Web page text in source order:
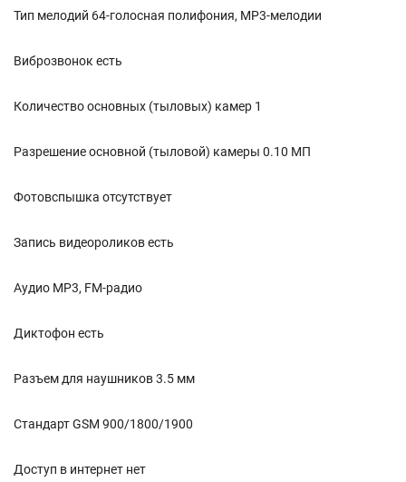
Тип мелодий 64-голосная полифония, MP3-мелодии
Виброзвонок есть
Количество основных (тыловых) камер 1
Разрешение основной (тыловой) камеры 0.10 МП
Фотовспышка отсутствует
Запись видеороликов есть
Аудио MP3, FM-радио
Диктофон есть
Разъем для наушников 3.5 мм
Стандарт GSM 900/1800/1900
Доступ в интернет нет